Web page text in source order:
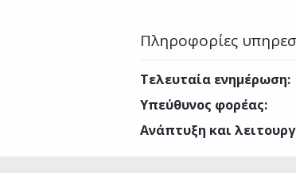
Πληροφορίες
Τελευταία ενημέρωση:
Υπεύθυνος φορέας:
Ανάπτυξη και